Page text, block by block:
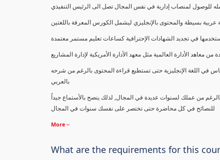
للوصول لمنصاب إدارية في نفس المجال تصل الى الرئيس التنفيذي
بسيطة والمحتوى بالإنجليزي ليشمل الكورس المعرفة باللغتين
في تجديد الشهادات الإحترافية كساعات تعليم مستمر معتمدة
الأدارة العالمية مثل معهد الأدارة الأمريكية لإدارة المشاريع
اللغة الإنجليزية حتى تستطيع قراءة المحتوى بالرغم من شرحه
بالعربي
من عملك لسنوات عديدة في المجال, لذلك ينصح بالأستماع جيداً
للنصائح في كل محاضرة حتى تختصر على نفسك سنوات في المجال
More
What are the requirements for this